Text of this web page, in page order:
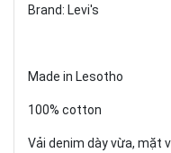
Brand: Levi's
Made in Lesotho
100% cotton
Vải denim dày vừa, mặt